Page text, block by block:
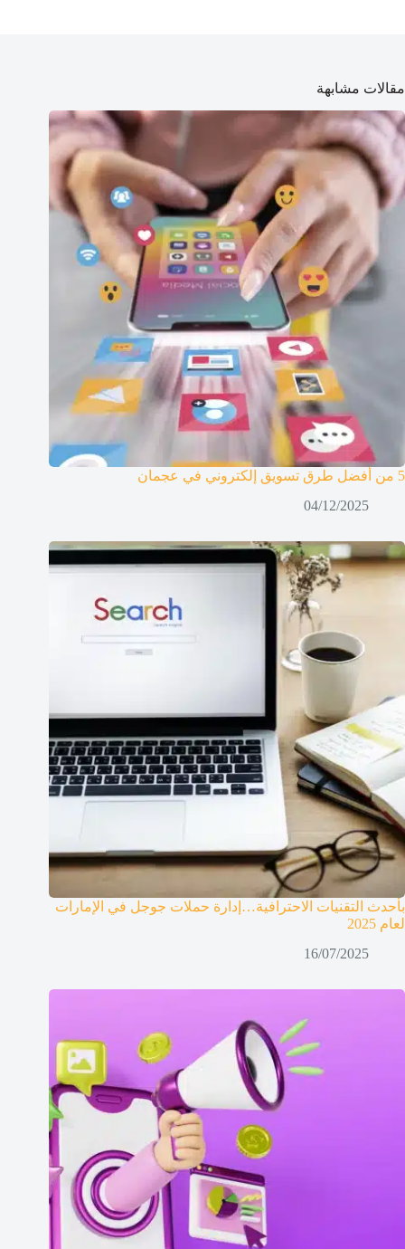
مقالات مشابهة
5 من أفضل طرق تسويق إلكتروني في عجمان
04/12/2025
بأحدث التقنيات الاحترافية…إدارة حملات جوجل في الإمارات
لعام 2025
16/07/2025